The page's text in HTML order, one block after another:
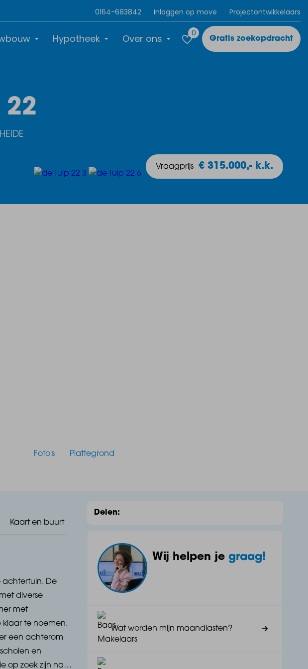
0164-683842 Inloggen op move Projectontwikkelaars
Hypotheek Over ons 0
Gratis zoekopdracht
22
Vraagprijs € 315.000,- k.k.
Foto's Plattegrond
Kaart en buurt
achtertuin. De
diverse
met
klaar te noemen.
een achterom
en
op zoek zijn naar
Delen:
Wij helpen je graag!
Wat worden mijn maandlasten?